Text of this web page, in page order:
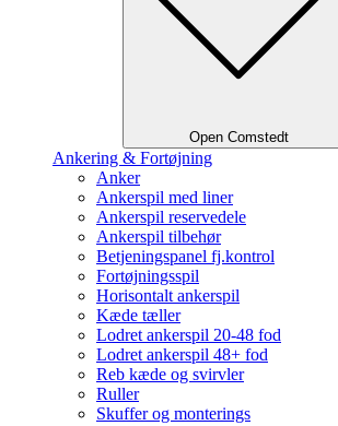
Open Comstedt
Ankering & Fortøjning
Anker
Ankerspil med liner
Ankerspil reservedele
Ankerspil tilbehør
Betjeningspanel fj.kontrol
Fortøjningsspil
Horisontalt ankerspil
Kæde tæller
Lodret ankerspil 20-48 fod
Lodret ankerspil 48+ fod
Reb kæde og svirvler
Ruller
Skuffer og monterings